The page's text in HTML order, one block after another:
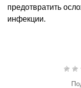
предотвратить
инфекции.